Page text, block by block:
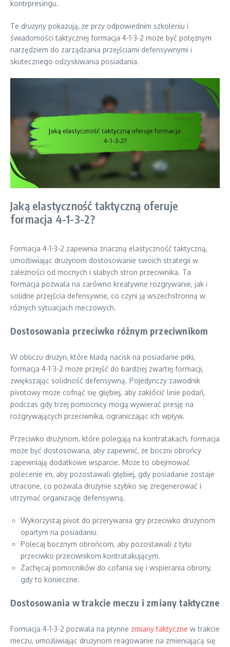
kontrpresingu.
Te drużyny pokazują, że przy odpowiednim szkoleniu i
świadomości taktycznej formacja 4-1-3-2 może być potężnym
narzędziem do zarządzania przejściami defensywnymi i
skutecznego odzyskiwania posiadania.
Jaką elastyczność taktyczną oferuje
formacja 4-1-3-2?
Formacja 4-1-3-2 zapewnia znaczną elastyczność taktyczną,
umożliwiając drużynom dostosowanie swoich strategii w
zależności od mocnych i słabych stron przeciwnika. Ta
formacja pozwala na zarówno kreatywne rozgrywanie, jak i
solidne przejścia defensywne, co czyni ją wszechstronną w
różnych sytuacjach meczowych.
Dostosowania przeciwko różnym przeciwnikom
W obliczu drużyn, które kładą nacisk na posiadanie piłki,
formacja 4-1-3-2 może przejść do bardziej zwartej formacji,
zwiększając solidność defensywną. Pojedynczy zawodnik
pivotowy może cofnąć się głębiej, aby zakłócić linie podań,
podczas gdy trzej pomocnicy mogą wywierać presję na
rozgrywających przeciwnika, ograniczając ich wpływ.
Przeciwko drużynom, które polegają na kontratakach, formacja
może być dostosowana, aby zapewnić, że boczni obrońcy
zapewniają dodatkowe wsparcie. Może to obejmować
polecenie im, aby pozostawali głębiej, gdy posiadanie zostaje
utracone, co pozwala drużynie szybko się zregenerować i
utrzymać organizację defensywną.
Wykorzystaj pivot do przerywania gry przeciwko drużynom
opartym na posiadaniu.
Polecaj bocznym obrońcom, aby pozostawali z tyłu
przeciwko przeciwnikom kontratakującym.
Zachęcaj pomocników do cofania się i wspierania obrony,
gdy to konieczne.
Dostosowania w trakcie meczu i zmiany taktyczne
Formacja 4-1-3-2 pozwala na płynne zmiany taktyczne w trakcie
meczu, umożliwiając drużynom reagowanie na zmieniającą się